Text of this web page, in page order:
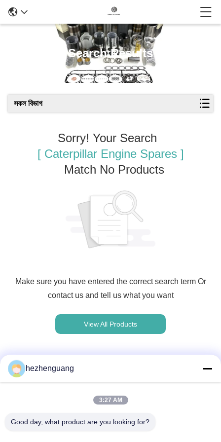
Search Results
সকল বিভাগ
Sorry! Your Search
[ Caterpillar Engine Spares ]
Match No Products
Make sure you have entered the correct search term Or
contact us and tell us what you want
View All Products
ঠিকানা: ইংফেং মেশিনারি মার্কেট, নং 1192, ঝোংশান অ্যাভিনিউ, তিয়ানহে জেলা,
hezhenguang
3:27 AM
Good day, what product are you looking for?